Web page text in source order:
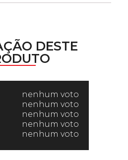
DESTE
nenhum voto
nenhum voto
nenhum voto
nenhum voto
nenhum voto